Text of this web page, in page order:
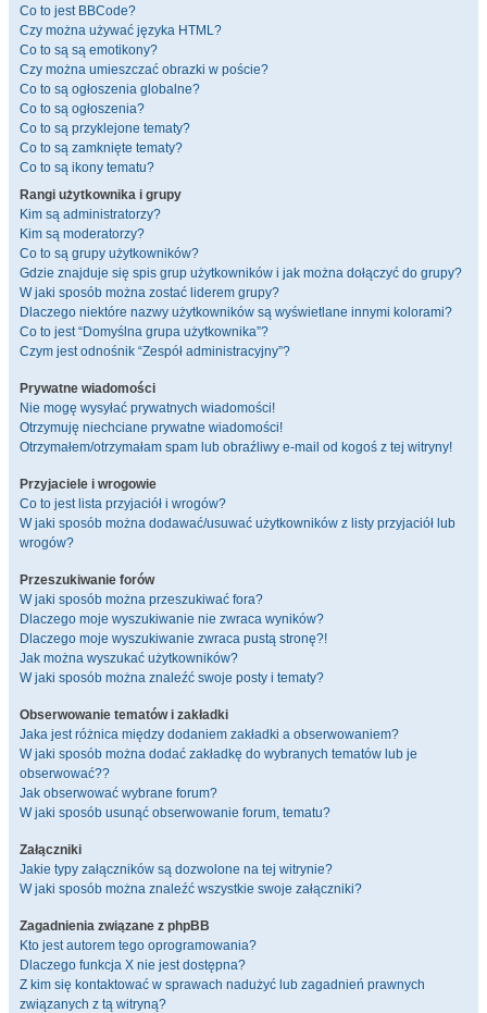
Co to jest BBCode?
Czy można używać języka HTML?
Co to są są emotikony?
Czy można umieszczać obrazki w poście?
Co to są ogłoszenia globalne?
Co to są ogłoszenia?
Co to są przyklejone tematy?
Co to są zamknięte tematy?
Co to są ikony tematu?
Rangi użytkownika i grupy
Kim są administratorzy?
Kim są moderatorzy?
Co to są grupy użytkowników?
Gdzie znajduje się spis grup użytkowników i jak można dołączyć do grupy?
W jaki sposób można zostać liderem grupy?
Dlaczego niektóre nazwy użytkowników są wyświetlane innymi kolorami?
Co to jest “Domyślna grupa użytkownika”?
Czym jest odnośnik “Zespół administracyjny”?
Prywatne wiadomości
Nie mogę wysyłać prywatnych wiadomości!
Otrzymuję niechciane prywatne wiadomości!
Otrzymałem/otrzymałam spam lub obraźliwy e-mail od kogoś z tej witryny!
Przyjaciele i wrogowie
Co to jest lista przyjaciół i wrogów?
W jaki sposób można dodawać/usuwać użytkowników z listy przyjaciół lub
wrogów?
Przeszukiwanie forów
W jaki sposób można przeszukiwać fora?
Dlaczego moje wyszukiwanie nie zwraca wyników?
Dlaczego moje wyszukiwanie zwraca pustą stronę?!
Jak można wyszukać użytkowników?
W jaki sposób można znaleźć swoje posty i tematy?
Obserwowanie tematów i zakładki
Jaka jest różnica między dodaniem zakładki a obserwowaniem?
W jaki sposób można dodać zakładkę do wybranych tematów lub je
obserwować??
Jak obserwować wybrane forum?
W jaki sposób usunąć obserwowanie forum, tematu?
Załączniki
Jakie typy załączników są dozwolone na tej witrynie?
W jaki sposób można znaleźć wszystkie swoje załączniki?
Zagadnienia związane z phpBB
Kto jest autorem tego oprogramowania?
Dlaczego funkcja X nie jest dostępna?
Z kim się kontaktować w sprawach nadużyć lub zagadnień prawnych
związanych z tą witryną?